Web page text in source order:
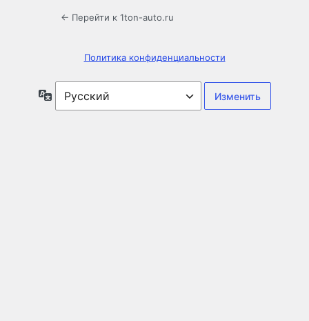
← Перейти к 1ton-auto.ru
Политика конфиденциальности
Язык